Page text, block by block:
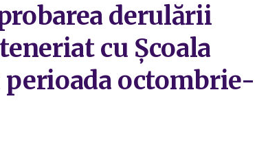
derulării
cu Școala
octombrie-